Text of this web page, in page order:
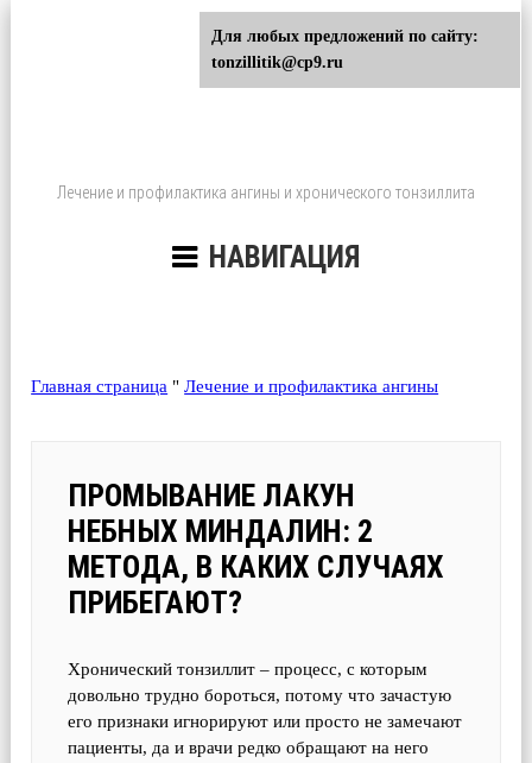
Лечение и профилактика ангины и хронического тонзиллита
НАВИГАЦИЯ
Главная страница "Лечение и профилактика ангины
ПРОМЫВАНИЕ ЛАКУН
НЕБНЫХ МИНДАЛИН: 2
МЕТОДА, В КАКИХ СЛУЧАЯХ
ПРИБЕГАЮТ?
Хронический тонзиллит – процесс, с которым
довольно трудно бороться, потому что зачастую
его признаки игнорируют или просто не замечают
пациенты, да и врачи редко обращают на него
Для любых предложений по сайту:
tonzillitik@cp9.ru